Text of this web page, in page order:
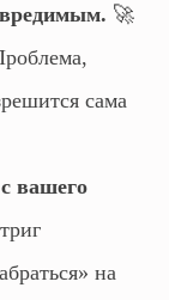
🚀
сама
вашего
на